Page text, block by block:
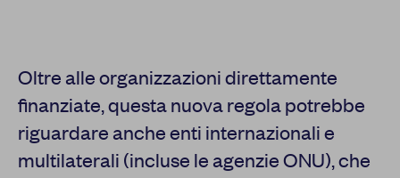
Oltre alle organizzazioni direttamente
finanziate, questa nuova regola potrebbe
riguardare anche enti internazionali e
multilaterali (incluse le agenzie ONU), che